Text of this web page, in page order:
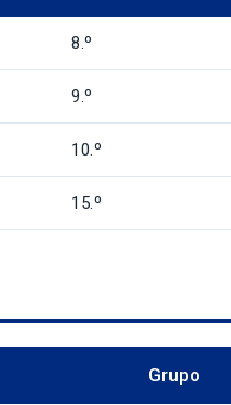
8.º
9.º
10.º
15.º
Grupo